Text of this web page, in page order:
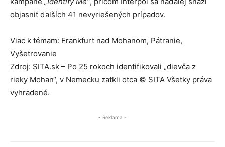
objasniť ďalších 41 nevyriešených prípadov.
Viac k témam: Frankfurt nad Mohanom, Pátranie,
Vyšetrovanie
Zdroj: SITA.sk – Po 25 rokoch identifikovali „dievča z
rieky Mohan“, v Nemecku zatkli otca © SITA Všetky práva
vyhradené.
- Reklama -